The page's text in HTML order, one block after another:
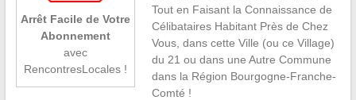
Arrêt Facile de Votre
Abonnement
avec
RencontresLocales !
Tout en Faisant la Connaissance de
Célibataires Habitant Près de Chez
Vous, dans cette Ville (ou ce Village)
du 21 ou dans une Autre Commune
dans la Région Bourgogne-Franche-
Comté !